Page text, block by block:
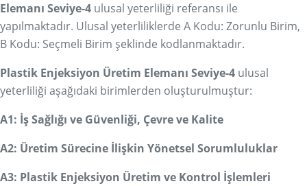
Elemanı Seviye-4 ulusal yeterliliği referansı ile
yapılmaktadır. Ulusal yeterliliklerde A Kodu: Zorunlu Birim,
B Kodu: Seçmeli Birim şeklinde kodlanmaktadır.
Plastik Enjeksiyon Üretim Elemanı Seviye-4 ulusal
yeterliliği aşağıdaki birimlerden oluşturulmuştur:
A1: İş Sağlığı ve Güvenliği, Çevre ve Kalite
A2: Üretim Sürecine İlişkin Yönetsel Sorumluluklar
A3: Plastik Enjeksiyon Üretim ve Kontrol İşlemleri